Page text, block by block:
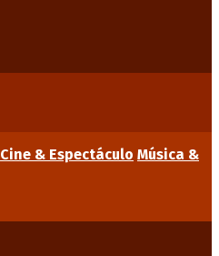
Cine & Espectáculo Música &